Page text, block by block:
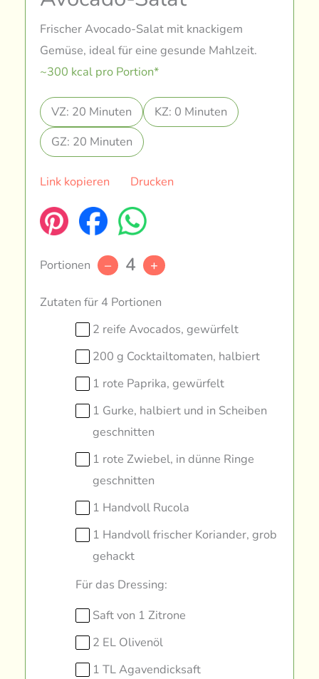
Frischer Avocado-Salat mit knackigem
Gemüse, ideal für eine gesunde Mahlzeit.
~300 kcal pro Portion*
VZ: 20 Minuten
KZ: 0 Minuten
GZ: 20 Minuten
Link kopieren Drucken
Portionen – 4 +
Zutaten für 4 Portionen
2 reife Avocados, gewürfelt
200 g Cocktailtomaten, halbiert
1 rote Paprika, gewürfelt
1 Gurke, halbiert und in Scheiben
geschnitten
1 rote Zwiebel, in dünne Ringe
geschnitten
1 Handvoll Rucola
1 Handvoll frischer Koriander, grob
gehackt
Für das Dressing:
Saft von 1 Zitrone
2 EL Olivenöl
1 TL Agavendicksaft